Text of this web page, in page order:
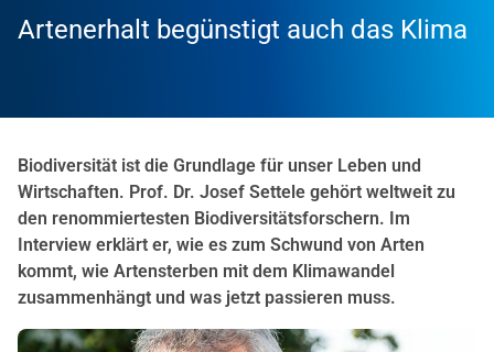
Artenerhalt begünstigt auch das Klima
Biodiversität ist die Grundlage für unser Leben und
Wirtschaften. Prof. Dr. Josef Settele gehört weltweit zu
den renommiertesten Biodiversitätsforschern. Im
Interview erklärt er, wie es zum Schwund von Arten
kommt, wie Artensterben mit dem Klimawandel
zusammenhängt und was jetzt passieren muss.